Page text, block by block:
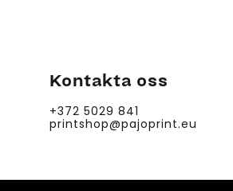
Kontakta oss
+372 5029 841
printshop@pajoprint.eu